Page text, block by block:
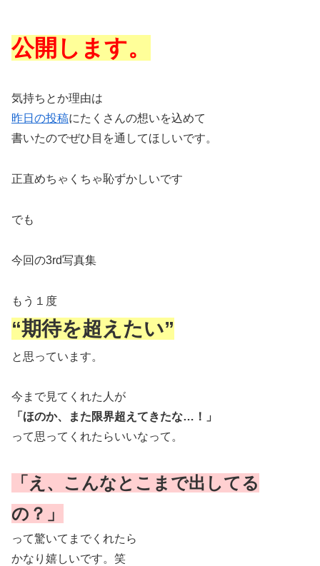
公開します。
気持ちとか理由は
昨日の投稿にたくさんの想いを込めて
書いたのでぜひ目を通してほしいです。
正直めちゃくちゃ恥ずかしいです
でも
今回の3rd写真集
もう１度
“期待を超えたい”
と思っています。
今まで見てくれた人が
「ほのか、また限界超えてきたな…！」
って思ってくれたらいいなって。
「え、こんなとこまで出してる
の？」
って驚いてまでくれたら
かなり嬉しいです。笑